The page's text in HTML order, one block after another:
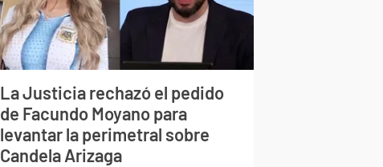
La Justicia rechazó el pedido
de Facundo Moyano para
levantar la perimetral sobre
Candela Arizaga